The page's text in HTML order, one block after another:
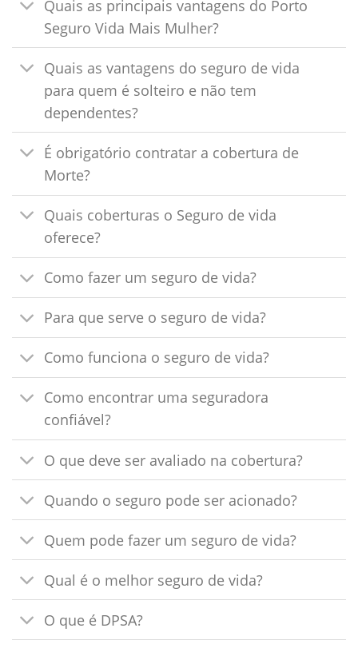
Quais as principais vantagens do Porto
Seguro Vida Mais Mulher?
Quais as vantagens do seguro de vida
para quem é solteiro e não tem
dependentes?
É obrigatório contratar a cobertura de
Morte?
Quais coberturas o Seguro de vida
oferece?
Como fazer um seguro de vida?
Para que serve o seguro de vida?
Como funciona o seguro de vida?
Como encontrar uma seguradora
confiável?
O que deve ser avaliado na cobertura?
Quando o seguro pode ser acionado?
Quem pode fazer um seguro de vida?
Qual é o melhor seguro de vida?
O que é DPSA?